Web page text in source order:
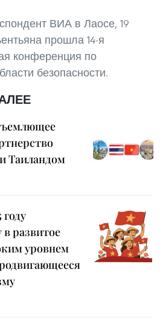
ВИА в Лаосе, 19
прошла 14-я
конференция по
безопасности.
Таиландом
году
развитое
уровнем